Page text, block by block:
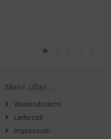
Mehr über...
Widerrufsrecht
Lieferzeit
Impressum